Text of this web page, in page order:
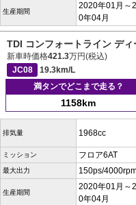
生産期間
2020年01月～
0年04月
TDI コンフォートライン デ
新車時価格421.3万円(税込)
JC08
19.3km/L
満タンでどこまで走る？
1158km
排気量 1968cc
ミッション フロア6AT
最大出力 150ps/
生産期間
2020年01月～
0年04月